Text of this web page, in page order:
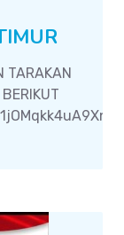
TARAKAN